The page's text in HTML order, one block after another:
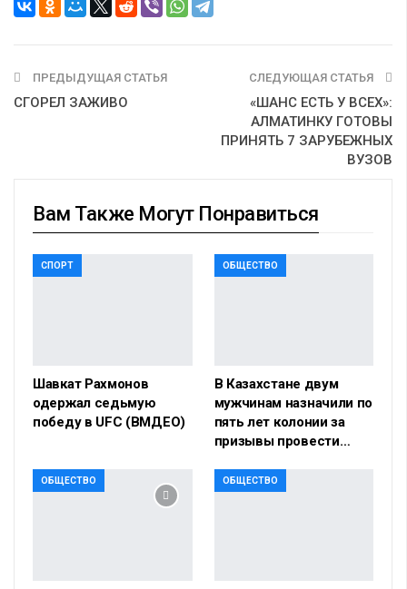
ПРЕДЫДУЩАЯ СТАТЬЯ
СГОРЕЛ ЗАЖИВО
СЛЕДУЮЩАЯ СТАТЬЯ
«ШАНС ЕСТЬ У ВСЕХ»:
АЛМАТИНКУ ГОТОВЫ
ПРИНЯТЬ 7 ЗАРУБЕЖНЫХ
ВУЗОВ
Вам Также Могут Понравиться
СПОРТ
Шавкат Рахмонов
одержал седьмую
победу в UFC (ВМДЕО)
ОБЩЕСТВО
В Казахстане двум
мужчинам назначили по
пять лет колонии за
призывы провести…
ОБЩЕСТВО ОБЩЕСТВО